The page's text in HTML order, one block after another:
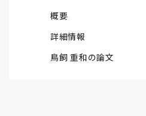
概要
詳細情報
鳥飼 重和の論文